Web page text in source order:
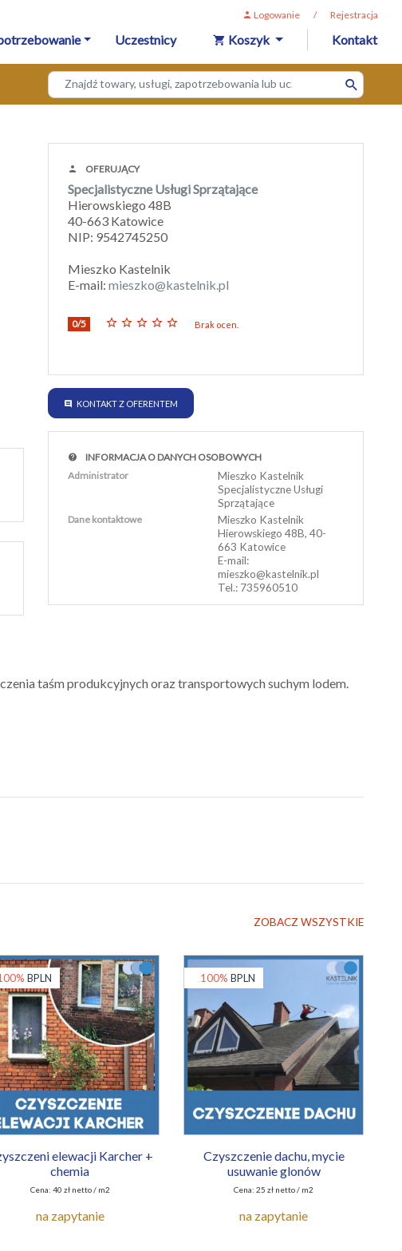
Logowanie / Rejestracja
Uczestnicy Koszyk Kontakt
OFERUJĄCY
Specjalistyczne Usługi Sprzątające
Hierowskiego 48B
40-663 Katowice
NIP: 9542745250
Mieszko Kastelnik
E-mail: mieszko@kastelnik.pl
0/5 Brak ocen.
KONTAKT Z OFERENTEM
INFORMACJA O DANYCH OSOBOWYCH
Administrator
Mieszko Kastelnik
Specjalistyczne Usługi
Sprzątające
Dane kontaktowe
Mieszko Kastelnik
Hierowskiego 48B, 40-
663 Katowice
E-mail:
mieszko@kastelnik.pl
Tel.: 735960510
taśm produkcyjnych oraz transportowych suchym lodem.
ZOBACZ WSZYSTKIE
BPLN
elewacji Karcher +
chemia
Cena: 40 zł netto / m2
na zapytanie
100% BPLN
Czyszczenie dachu, mycie
usuwanie glonów
Cena: 25 zł netto / m2
na zapytanie